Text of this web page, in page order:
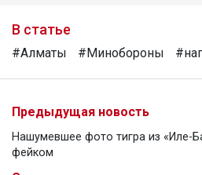
В статье
#Алматы #Минобороны
Предыдущая новость
Нашумевшее фото тигра из «Иле-
фейком